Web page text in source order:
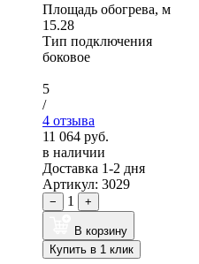
Площадь обогрева, м
15.28
Тип подключения
боковое
5
/
4 отзыва
11 064 руб.
в наличии
Доставка 1-2 дня
Артикул: 3029
− 1 +
В корзину
Купить в 1 клик